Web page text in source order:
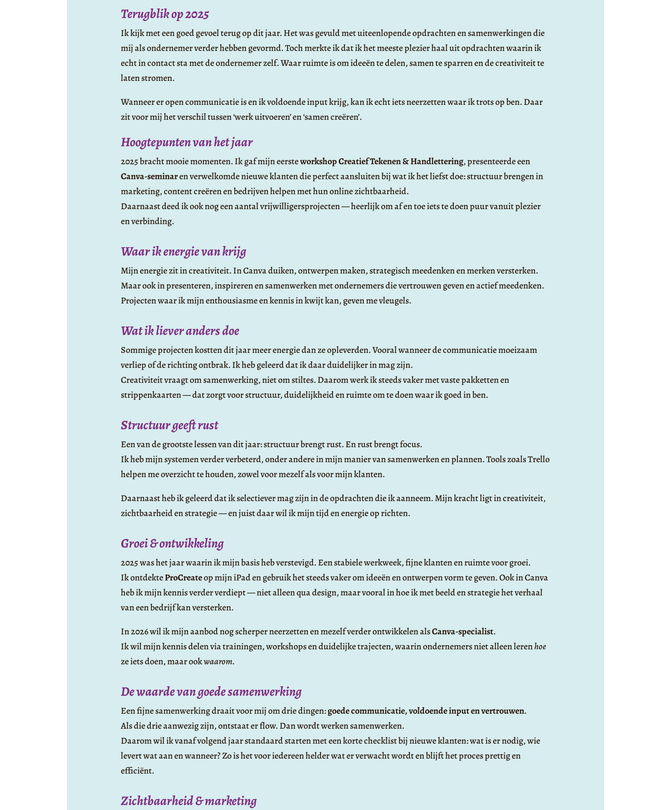
Terugblik op 2025
Ik kijk met een goed gevoel terug op dit jaar. Het was gevuld met uiteenlopende opdrachten en samenwerkingen die
mij als ondernemer verder hebben gevormd. Toch merkte ik dat ik het meeste plezier haal uit opdrachten waarin ik
echt in contact sta met de ondernemer zelf. Waar ruimte is om ideeën te delen, samen te sparren en de creativiteit te
laten stromen.
Wanneer er open communicatie is en ik voldoende input krijg, kan ik echt iets neerzetten waar ik trots op ben. Daar
zit voor mij het verschil tussen ‘werk uitvoeren’ en ‘samen creëren’.
Hoogtepunten van het jaar
2025 bracht mooie momenten. Ik gaf mijn eersteworkshop Creatief Tekenen & Handlettering, presenteerde een
Canva-seminaren verwelkomde nieuwe klanten die perfect aansluiten bij wat ik het liefst doe: structuur brengen in
marketing, content creëren en bedrijven helpen met hun online zichtbaarheid.
Daarnaast deed ik ook nog een aantal vrijwilligersprojecten — heerlijk om af en toe iets te doen puur vanuit plezier
en verbinding.
Waar ik energie van krijg
Mijn energie zit in creativiteit. In Canva duiken, ontwerpen maken, strategisch meedenken en merken versterken.
Maar ook in presenteren, inspireren en samenwerken met ondernemers die vertrouwen geven en actief meedenken.
Projecten waar ik mijn enthousiasme en kennis in kwijt kan, geven me vleugels.
Wat ik liever anders doe
Sommige projecten kostten dit jaar meer energie dan ze opleverden. Vooral wanneer de communicatie moeizaam
verliep of de richting ontbrak. Ik heb geleerd dat ik daar duidelijker in mag zijn.
Creativiteit vraagt om samenwerking, niet om stiltes. Daarom werk ik steeds vaker met vaste pakketten en
strippenkaarten — dat zorgt voor structuur, duidelijkheid en ruimte om te doen waar ik goed in ben.
Structuur geeft rust
Een van de grootste lessen van dit jaar: structuur brengt rust. En rust brengt focus.
Ik heb mijn systemen verder verbeterd, onder andere in mijn manier van samenwerken en plannen. Tools zoals Trello
helpen me overzicht te houden, zowel voor mezelf als voor mijn klanten.
Daarnaast heb ik geleerd dat ik selectiever mag zijn in de opdrachten die ik aanneem. Mijn kracht ligt in creativiteit,
zichtbaarheid en strategie — en juist daar wil ik mijn tijd en energie op richten.
Groei & ontwikkeling
2025 was het jaar waarin ik mijn basis heb verstevigd. Een stabiele werkweek, fijne klanten en ruimte voor groei.
Ik ontdekteProCreateop mijn iPad en gebruik het steeds vaker om ideeën en ontwerpen vorm te geven. Ook in Canva
heb ik mijn kennis verder verdiept — niet alleen qua design, maar vooral in hoe ik met beeld en strategie het verhaal
van een bedrijf kan versterken.
In 2026 wil ik mijn aanbod nog scherper neerzetten en mezelf verder ontwikkelen alsCanva-specialist.
Ik wil mijn kennis delen via trainingen, workshops en duidelijke trajecten, waarin ondernemers niet alleen lerenhoe
ze iets doen, maar ookwaarom.
De waarde van goede samenwerking
Een fijne samenwerking draait voor mij om drie dingen:goede communicatie, voldoende input en vertrouwen.
Als die drie aanwezig zijn, ontstaat er flow. Dan wordt werken samenwerken.
Daarom wil ik vanaf volgend jaar standaard starten met een korte checklist bij nieuwe klanten: wat is er nodig, wie
levert wat aan en wanneer? Zo is het voor iedereen helder wat er verwacht wordt en blijft het proces prettig en
efficiënt.
Zichtbaarheid & marketing